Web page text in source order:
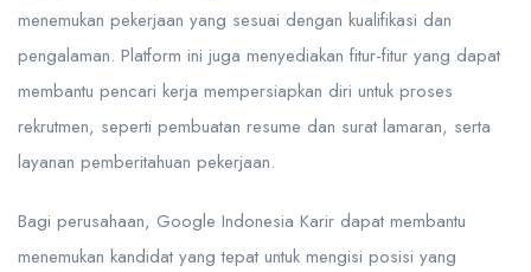
menemukan pekerjaan yang sesuai dengan kualifikasi dan
pengalaman. Platform ini juga menyediakan fitur-fitur yang dapat
membantu pencari kerja mempersiapkan diri untuk proses
rekrutmen, seperti pembuatan resume dan surat lamaran, serta
layanan pemberitahuan pekerjaan.
Bagi perusahaan, Google Indonesia Karir dapat membantu
menemukan kandidat yang tepat untuk mengisi posisi yang